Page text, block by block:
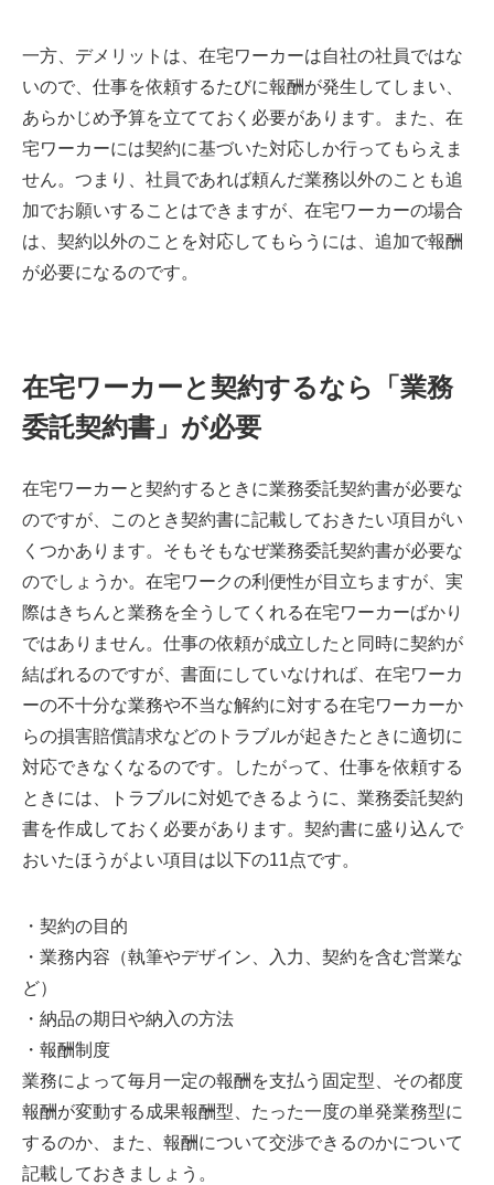
一方、デメリットは、在宅ワーカーは自社の社員ではな
いので、仕事を依頼するたびに報酬が発生してしまい、
あらかじめ予算を立てておく必要があります。また、在
宅ワーカーには契約に基づいた対応しか行ってもらえま
せん。つまり、社員であれば頼んだ業務以外のことも追
加でお願いすることはできますが、在宅ワーカーの場合
は、契約以外のことを対応してもらうには、追加で報酬
が必要になるのです。
在宅ワーカーと契約するなら「業務
委託契約書」が必要
在宅ワーカーと契約するときに業務委託契約書が必要な
のですが、このとき契約書に記載しておきたい項目がい
くつかあります。そもそもなぜ業務委託契約書が必要な
のでしょうか。在宅ワークの利便性が目立ちますが、実
際はきちんと業務を全うしてくれる在宅ワーカーばかり
ではありません。仕事の依頼が成立したと同時に契約が
結ばれるのですが、書面にしていなければ、在宅ワーカ
ーの不十分な業務や不当な解約に対する在宅ワーカーか
らの損害賠償請求などのトラブルが起きたときに適切に
対応できなくなるのです。したがって、仕事を依頼する
ときには、トラブルに対処できるように、業務委託契約
書を作成しておく必要があります。契約書に盛り込んで
おいたほうがよい項目は以下の11点です。
・契約の目的
・業務内容（執筆やデザイン、入力、契約を含む営業な
ど）
・納品の期日や納入の方法
・報酬制度
業務によって毎月一定の報酬を支払う固定型、その都度
報酬が変動する成果報酬型、たった一度の単発業務型に
するのか、また、報酬について交渉できるのかについて
記載しておきましょう。